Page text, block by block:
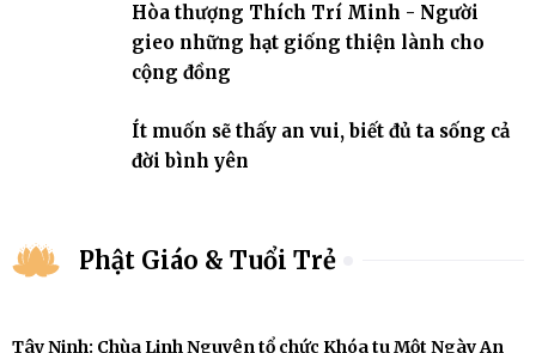
Hòa thượng Thích Trí Minh - Người
gieo những hạt giống thiện lành cho
cộng đồng
Ít muốn sẽ thấy an vui, biết đủ ta sống cả
đời bình yên
Phật Giáo & Tuổi Trẻ
Tây Ninh: Chùa Linh Nguyên tổ chức Khóa tu Một Ngày An